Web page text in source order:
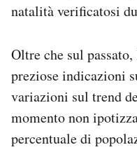
natalità verificatosi
Oltre che sul
preziose indicazioni
variazioni sul trend
momento non
percentuale di